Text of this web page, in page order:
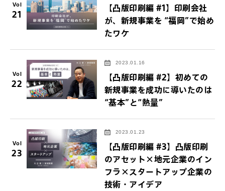
Vol
21
【凸版印刷編 #1】印刷会社
が、新規事業を “福岡”で始め
たワケ
Vol
22
2023.01.16
【凸版印刷編 #2】初めての
新規事業を成功に導いたのは
“基本”と“熱量”
Vol
23
2023.01.23
【凸版印刷編 #3】凸版印刷
のアセット×地元企業のイン
フラ×スタートアップ企業の
技術・アイデア